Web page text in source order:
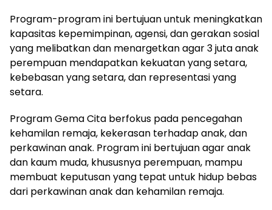
Program-program ini bertujuan untuk meningkatkan
kapasitas kepemimpinan, agensi, dan gerakan sosial
yang melibatkan dan menargetkan agar 3 juta anak
perempuan mendapatkan kekuatan yang setara,
kebebasan yang setara, dan representasi yang
setara.
Program Gema Cita berfokus pada pencegahan
kehamilan remaja, kekerasan terhadap anak, dan
perkawinan anak. Program ini bertujuan agar anak
dan kaum muda, khususnya perempuan, mampu
membuat keputusan yang tepat untuk hidup bebas
dari perkawinan anak dan kehamilan remaja.